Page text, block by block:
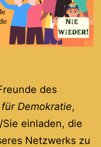
des
Demokratie,
einladen, die
Netzwerks zu